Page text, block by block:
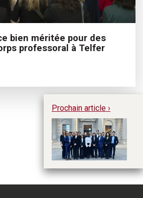
bien méritée pour des
professoral à Telfer
Prochain article ›